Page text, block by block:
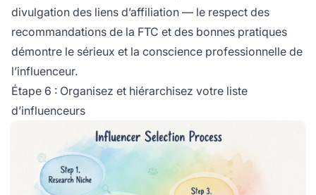
divulgation des liens d’affiliation — le respect des
recommandations de la FTC et des bonnes pratiques
démontre le sérieux et la conscience professionnelle de
l’influenceur.
Étape 6 : Organisez et hiérarchisez votre liste
d’influenceurs